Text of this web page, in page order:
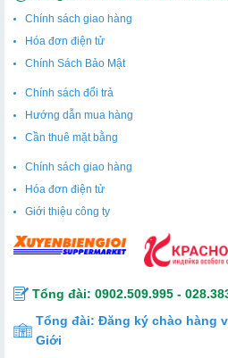
Chính sách giao hàng
Hóa đơn điện tử
Chính Sách Bảo Mật
Chính sách đổi trả
Hướng dẫn mua hàng
Cần thuê mặt bằng
Chính sách giao hàng
Hóa đơn điện tử
Giới thiệu công ty
Tổng đài: 0902.509.995 -
Tổng đài: Đăng ký chào hàng
Giới